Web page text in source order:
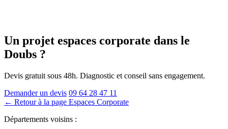
Un projet espaces corporate dans le
Doubs ?
Devis gratuit sous 48h. Diagnostic et conseil sans engagement.
Demander un devis 09 64 28 47 11
← Retour à la page Espaces Corporate
Départements voisins :